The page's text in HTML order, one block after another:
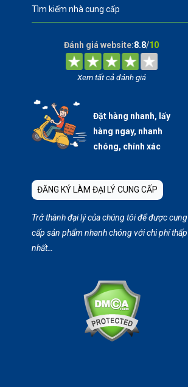
Tìm kiếm nhà cung cấp
Đánh giá website:8.8/10
Xem tất cả đánh giá
Đặt hàng nhanh, lấy
hàng ngay, nhanh
chóng, chính xác
ĐĂNG KÝ LÀM ĐẠI LÝ CUNG CẤP
Trở thành đại lý của chúng tôi để được cung
cấp sản phẩm nhanh chóng với chi phí thấp
nhất…